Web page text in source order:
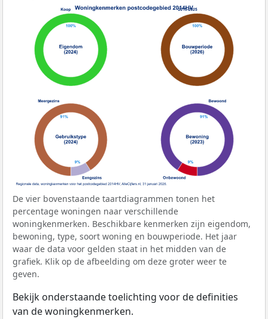
De vier bovenstaande taartdiagrammen tonen het
percentage woningen naar verschillende
woningkenmerken. Beschikbare kenmerken zijn eigendom,
bewoning, type, soort woning en bouwperiode. Het jaar
waar de data voor gelden staat in het midden van de
grafiek. Klik op de afbeelding om deze groter weer te
geven.
Bekijk onderstaande toelichting voor de definities
van de woningkenmerken.